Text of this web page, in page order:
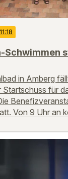
Schwimmen
in Amberg
Startschuss für
Von 9 Uhr an